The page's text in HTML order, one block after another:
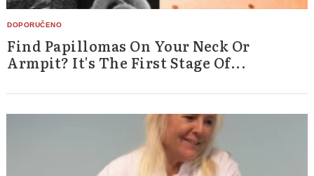
Find Papillomas On Your Neck Or
Armpit? It's The First Stage Of...